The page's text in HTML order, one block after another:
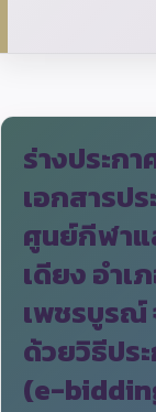
ร่างประกา
เอกสารป
ศูนย์กีฬาแ
เดียง อำ
เพชรบูรณ์
ด้วยวิธีปร
(e-